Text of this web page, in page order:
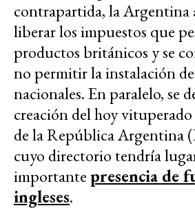
contrapartida, la Argentina
liberar los impuestos que
productos británicos y se
no permitir la instalación
nacionales. En paralelo, se
creación del hoy
de la República Argentina
cuyo directorio tendría
importantepresencia de
ingleses.